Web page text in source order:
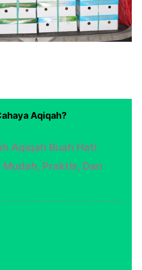
Aqiqah?
Aqiqah Buah Hati
Praktis, Dan